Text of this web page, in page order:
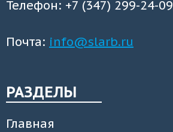
Телефон: +7 (347) 299-24-09
Почта: info@slarb.ru
РАЗДЕЛЫ
Главная